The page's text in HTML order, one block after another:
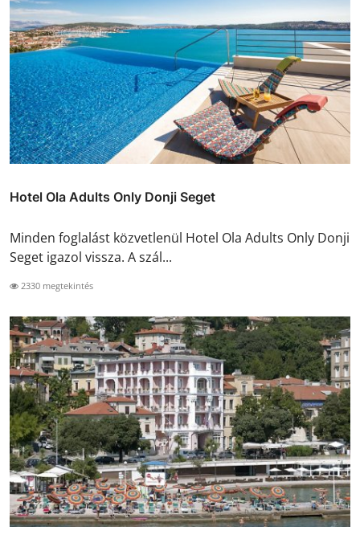
Hotel Ola Adults Only Donji Seget
Minden foglalást közvetlenül Hotel Ola Adults Only Donji
Seget igazol vissza. A szál...
2330 megtekintés